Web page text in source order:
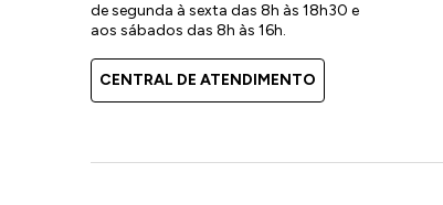
de segunda à sexta das 8h às 18h30 e
aos sábados das 8h às 16h.
CENTRAL DE ATENDIMENTO